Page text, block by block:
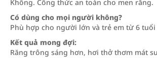
Không. Công thức an toàn cho men răng.
Có dùng cho mọi người không?
Phù hợp cho người lớn và trẻ em từ 6
Kết quả mong đợi:
Răng trông sáng hơn, hơi thở thơm mát